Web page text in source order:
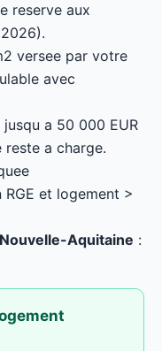
reserve aux
versee par votre
avec
a 50 000 EUR
reste a charge.
et logement >
Aquitaine :